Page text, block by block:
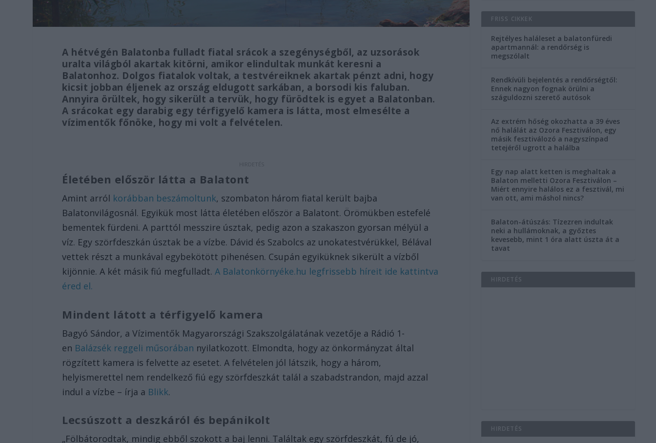
A hétvégén Balatonba fulladt fiatal srácok a szegénységből, az uzsorások
uralta világból akartak kitörni, amikor elindultak munkát keresni a
Balatonhoz. Dolgos fiatalok voltak, a testvéreiknek akartak pénzt adni, hogy
kicsit jobban éljenek az ország eldugott sarkában, a borsodi kis faluban.
Annyira örültek, hogy sikerült a tervük, hogy fürödtek is egyet a Balatonban.
A srácokat egy darabig egy térfigyelő kamera is látta, most elmesélte a
vízimentők főnöke, hogy mi volt a felvételen.
Életében először látta a Balatont
Amint arról korábban beszámoltunk, szombaton három fiatal került bajba
Balatonvilágosnál. Egyikük most látta életében először a Balatont. Örömükben estefelé
bementek fürdeni. A parttól messzire úsztak, pedig azon a szakaszon gyorsan mélyül a
víz. Egy szörfdeszkán úsztak be a vízbe. Dávid és Szabolcs az unokatestvérükkel, Bélával
vettek részt a munkával egybekötött pihenésen. Csupán egyiküknek sikerült a vízből
kijönnie. A két másik fiú megfulladt.A Balatonkörnyéke.hu legfrissebb híreit ide kattintva
éred el.
Mindent látott a térfigyelő kamera
Bagyó Sándor, a Vízimentők Magyarországi Szakszolgálatának vezetője a Rádió 1-
en Balázsék reggeli műsorában nyilatkozott. Elmondta, hogy az önkormányzat által
rögzített kamera is felvette az esetet. A felvételen jól látszik, hogy a három,
helyismerettel nem rendelkező fiú egy szörfdeszkát talál a szabadstrandon, majd azzal
indul a vízbe – írja a Blikk.
Lecsúszott a deszkáról és bepánikolt
„Fölbátorodtak, mindig ebből szokott a baj lenni. Találtak egy szörfdeszkát, fú de jó,
FRISS CIKKEK
Rejtélyes haláleset a balatonfüredi
apartmannál: a rendőrség is
megszólalt
Rendkívüli bejelentés a rendőrségtől:
Ennek nagyon fognak örülni a
száguldozni szerető autósok
Az extrém hőség okozhatta a 39 éves
nő halálát az Ozora Fesztiválon, egy
másik fesztiválozó a nagyszínpad
tetejéről ugrott a halálba
Egy nap alatt ketten is meghaltak a
Balaton melletti Ozora Fesztiválon –
Miért ennyire halálos ez a fesztivál, mi
van ott, ami máshol nincs?
Balaton-átúszás: Tízezren indultak
neki a hullámoknak, a győztes
kevesebb, mint 1 óra alatt úszta át a
tavat
HIRDETÉS
HIRDETÉS